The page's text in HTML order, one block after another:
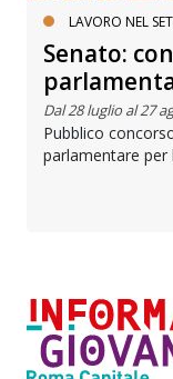
LAVORO NEL
Senato:
Dal 28 luglio al 27
Pubblico
parlamentare per